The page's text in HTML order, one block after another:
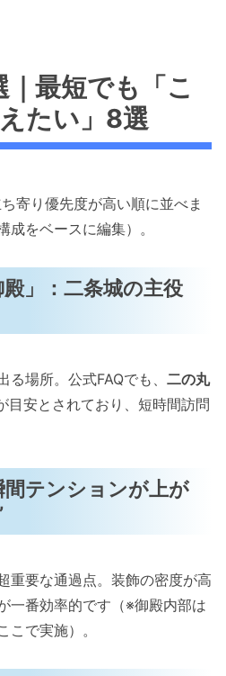
最短でも「こ
たい」8選
寄り優先度が高い順に並べま
をベースに編集）。
」：二条城の主役
場所。公式FAQでも、 二の丸
目安とされており、短時間訪問
間テンションが上が
重要な通過点。装飾の密度が高
一番効率的です（※御殿内部は
こで実施）。